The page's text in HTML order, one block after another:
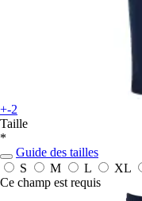
+-2
Taille
*
Guide des tailles
S
M L XL
Ce champ est requis